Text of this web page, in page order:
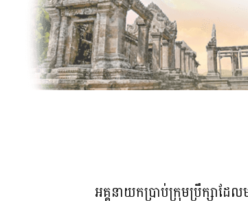
អគ្គនាយក​ប្រាប់​ក្រុមប្រឹក្សា​ដ